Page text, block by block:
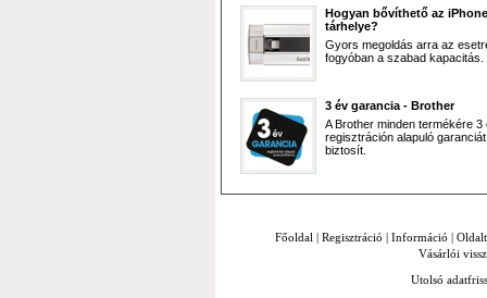
Hogyan bővíthető az iPhone
tárhelye?
Gyors megoldás arra az
fogyóban a szabad kapacitás.
3 év garancia - Brother
A Brother minden termékére 3
regisztráción alapuló garanciát
biztosít.
Főoldal | Regisztráció | Információ |
Vásárlói
Utolsó